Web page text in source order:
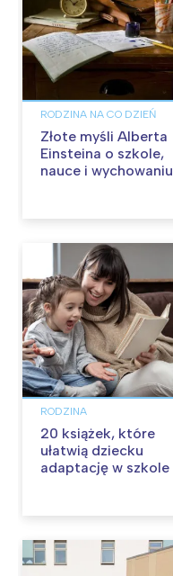
RODZINA NA CO DZIEŃ
Złote myśli Alberta
Einsteina o szkole,
nauce i wychowaniu
RODZINA
20 książek, które
ułatwią dziecku
adaptację w szkole